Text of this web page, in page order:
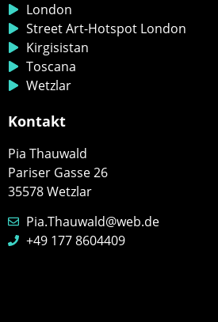
London
Street Art-Hotspot London
Kirgisistan
Toscana
Wetzlar
Kontakt
Pia Thauwald
Pariser Gasse 26
35578 Wetzlar
Pia.Thauwald@web.de
+49 177 8604409